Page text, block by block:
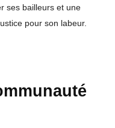
ses bailleurs et une
pour son labeur.